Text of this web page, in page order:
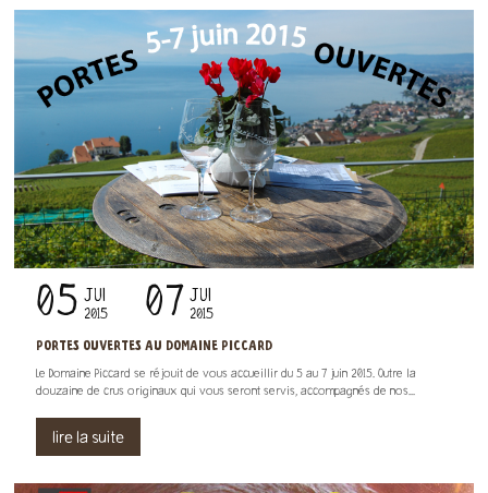
05 JUI
2015 07 JUI
2015
PORTES OUVERTES AU DOMAINE PICCARD
Le Domaine Piccard se réjouit de vous accueillir du 5 au 7 juin 2015. Outre la
douzaine de crus originaux qui vous seront servis, accompagnés de nos...
lire la suite